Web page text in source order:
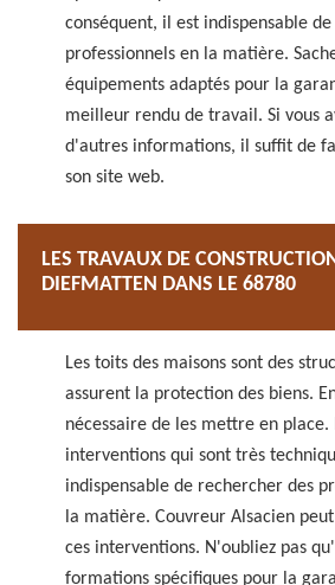
conséquent, il est indispensable
professionnels en la matière.
équipements adaptés pour la
meilleur rendu de travail. Si vous
d'autres informations, il suffit de
son site web.
LES TRAVAUX DE
DIEFMATTEN DANS LE 68780
Les toits des maisons sont des
assurent la protection des biens.
nécessaire de les mettre en place.
interventions qui sont très
indispensable de rechercher des
la matière. Couvreur Alsacien
ces interventions. N'oubliez pas
formations spécifiques pour la